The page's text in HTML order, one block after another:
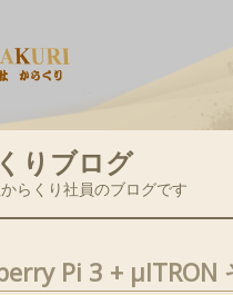
りブログ
らくり社員のブログです
Pi 3 + μITRON